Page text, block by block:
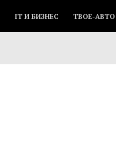
IT И БИЗНЕС ТВОЕ-АВТО